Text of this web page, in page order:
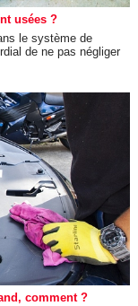
usées ?
le système de
de ne pas négliger
comment ?